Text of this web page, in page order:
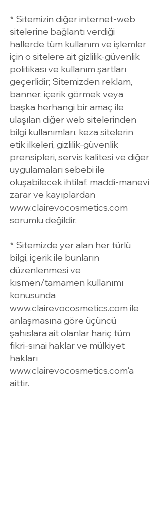
* Sitemizin diğer internet-web
sitelerine bağlantı verdiği
hallerde tüm kullanım ve işlemler
için o sitelere ait gizlilik-güvenlik
politikası ve kullanım şartları
geçerlidir; Sitemizden reklam,
banner, içerik görmek veya
başka herhangi bir amaç ile
ulaşılan diğer web sitelerinden
bilgi kullanımları, keza sitelerin
etik ilkeleri, gizlilik-güvenlik
prensipleri, servis kalitesi ve diğer
uygulamaları sebebi ile
oluşabilecek ihtilaf, maddi-manevi
zarar ve kayıplardan
www.clairevocosmetics.com
sorumlu değildir.
* Sitemizde yer alan her türlü
bilgi, içerik ile bunların
düzenlenmesi ve
kısmen/tamamen kullanımı
konusunda
www.clairevocosmetics.com ile
anlaşmasına göre üçüncü
şahıslara ait olanlar hariç tüm
fikri-sınai haklar ve mülkiyet
hakları
www.clairevocosmetics.com'a
aittir.